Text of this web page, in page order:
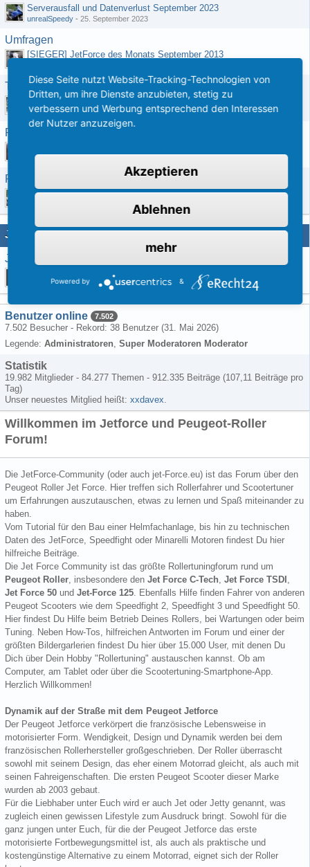
Serverausfall und Datenverlust September 2023
unrealSpeedy - 25. September 2023
Umfragen
[SIEGER] JetForce des Monats September 2013
Tips/Tricks zur Benutzung der Page
Kupplung Defekt?
trisel-21. Juli 2019
Feedback
ICE-Blader2005
Regeln
Userregeln Marktplatz
JetForce-Info.de (Archiv)
JetForce-Info.de (Archiv)
4. Februar 2010
Benutzer online 7.502
7.502 Besucher - Rekord: 38 Benutzer (31. Mai 2026)
Legende: Administratoren Super Moderatoren Moderator
Statistik
19.982 Mitglieder - 84.277 Themen - 912.335 Beiträge (107,11 Beiträge pro
Tag)
Unser neuestes Mitglied heißt: xxdavex.
Willkommen im Jetforce und Peugeot-Roller
Forum!
Die JetForce-Community (oder auch jet-Force.eu) ist das Forum über den
Peugeot Roller Jet Force. Hier treffen sich Rollerfahrer und Scootertuner
um Erfahrungen auszutauschen, etwas zu lernen und Spaß miteinander zu
haben.
Vom Tutorial für den Bau einer Helmfachanlage, bis hin zu technischen
Daten des JetForce, Speedfight oder Minarelli Motoren findest Du hier
hilfreiche Beiträge.
Die Jet Force Community ist das größte Rollertuningforum rund um
Peugeot Roller, insbesondere den Jet Force C-Tech, Jet Force TSDI ,
Jet Force 50 und Jet-Force 125. Ebenfalls Hilfe finden Fahrer von anderen
Peugeot Scooters wie dem Speedfight 2, Speedfight 3 und Speedfight 50.
Hier findest Du Hilfe beim Betrieb Deines Rollers, bei Wartungen oder beim
Tuning. Neben How-Tos, hilfreichen Antworten im Forum und einer der
größten Bildergarlerien findest Du hier über 15.000 User, mit denen Du
Dich über Dein Hobby "Rollertuning" austauschen kannst. Ob am
Computer, am Tablet oder über die Scootertuning-Smartphone-App.
Herzlich Willkommen!
Dynamik auf der Straße mit dem Peugeot Jetforce
Der Peugeot Jetforce verkörpert die französische Lebensweise in
motorisierter Form. Wendigkeit, Design und Dynamik werden bei dem
französischen Rollerhersteller großgeschrieben. Der Roller überrascht
sowohl mit seinem Design, das eher einem Motorrad gleicht, als auch mit
seinen Fahreigenschaften. Die ersten Peugeot Scooter dieser Marke
wurden ab 2003 gebaut.
Für die Liebhaber unter Euch wird er auch Jet oder Jetty genannt, was
zugleich einen gewissen Lifestyle zum Ausdruck bringt. Sowohl für die
ganz jungen unter Euch, für die der Peugeot Jetforce das erste
motorisierte Fortbewegungsmittel ist, als auch als praktische und
kostengünstige Alternative zu einem Motorrad, eignet sich der Roller
Diese Seite nutzt Website-Tracking-Technologien von
Dritten, um ihre Dienste anzubieten, stetig zu
verbessern und Werbung entsprechend den Interessen
der Nutzer anzuzeigen.
Akzeptieren
Ablehnen
mehr
Powered by &